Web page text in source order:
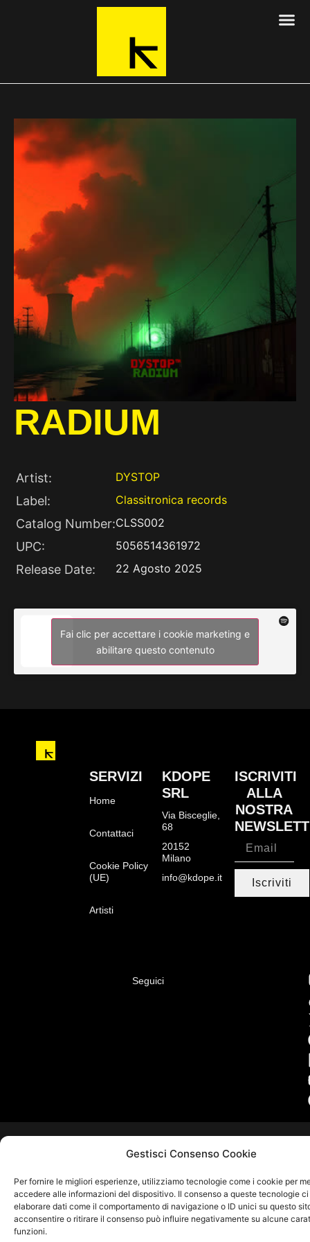
Gestisci Consenso Cookie
Per fornire le migliori esperienze, utilizziamo tecnologie come i cookie per
accedere alle informazioni del dispositivo. Il consenso a queste tecnologie
elaborare dati come il comportamento di navigazione o ID unici su questo
acconsentire o ritirare il consenso può influire negativamente su alcune
funzioni.
RADIUM
Artist: DYSTOP
Label: Classitronica records
Catalog Number:CLSS002
UPC: 5056514361972
Release Date: 22 Agosto 2025
Fai clic per accettare i cookie marketing e
abilitare questo contenuto
SERVIZI
Home
Contattaci
Cookie Policy
(UE)
Artisti
KDOPE
SRL
Via Bisceglie,
68
20152
Milano
info@kdope.it
ISCRIVITI
ALLA
NOSTRA
Iscriviti
Seguici